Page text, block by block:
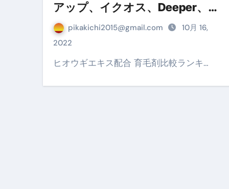
【2026年最新保存版】エアト
コロナウイルス完全解説ガイ
【最新】手袋の選び方 完全ガ
失敗しない「爪切り」完全ガ
アップ、イクオス、Deeper、プ
ランテル、ヒオウギエキス配合
育毛剤で５αリダクターゼを抑制
する！
pikakichi2015@gmail.com
10月 16,
2022
ヒオウギエキス配合 育毛剤比較ランキ…